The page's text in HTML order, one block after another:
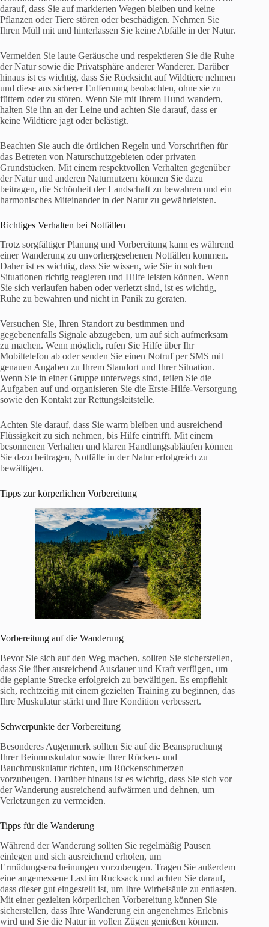
darauf, dass Sie auf markierten Wegen bleiben und keine
Pflanzen oder Tiere stören oder beschädigen. Nehmen Sie
Ihren Müll mit und hinterlassen Sie keine Abfälle in der Natur.
Vermeiden Sie laute Geräusche und respektieren Sie die Ruhe
der Natur sowie die Privatsphäre anderer Wanderer. Darüber
hinaus ist es wichtig, dass Sie Rücksicht auf Wildtiere nehmen
und diese aus sicherer Entfernung beobachten, ohne sie zu
füttern oder zu stören. Wenn Sie mit Ihrem Hund wandern,
halten Sie ihn an der Leine und achten Sie darauf, dass er
keine Wildtiere jagt oder belästigt.
Beachten Sie auch die örtlichen Regeln und Vorschriften für
das Betreten von Naturschutzgebieten oder privaten
Grundstücken. Mit einem respektvollen Verhalten gegenüber
der Natur und anderen Naturnutzern können Sie dazu
beitragen, die Schönheit der Landschaft zu bewahren und ein
harmonisches Miteinander in der Natur zu gewährleisten.
Richtiges Verhalten bei Notfällen
Trotz sorgfältiger Planung und Vorbereitung kann es während
einer Wanderung zu unvorhergesehenen Notfällen kommen.
Daher ist es wichtig, dass Sie wissen, wie Sie in solchen
Situationen richtig reagieren und Hilfe leisten können. Wenn
Sie sich verlaufen haben oder verletzt sind, ist es wichtig,
Ruhe zu bewahren und nicht in Panik zu geraten.
Versuchen Sie, Ihren Standort zu bestimmen und
gegebenenfalls Signale abzugeben, um auf sich aufmerksam
zu machen. Wenn möglich, rufen Sie Hilfe über Ihr
Mobiltelefon ab oder senden Sie einen Notruf per SMS mit
genauen Angaben zu Ihrem Standort und Ihrer Situation.
Wenn Sie in einer Gruppe unterwegs sind, teilen Sie die
Aufgaben auf und organisieren Sie die Erste-Hilfe-Versorgung
sowie den Kontakt zur Rettungsleitstelle.
Achten Sie darauf, dass Sie warm bleiben und ausreichend
Flüssigkeit zu sich nehmen, bis Hilfe eintrifft. Mit einem
besonnenen Verhalten und klaren Handlungsabläufen können
Sie dazu beitragen, Notfälle in der Natur erfolgreich zu
bewältigen.
Tipps zur körperlichen Vorbereitung
Vorbereitung auf die Wanderung
Bevor Sie sich auf den Weg machen, sollten Sie sicherstellen,
dass Sie über ausreichend Ausdauer und Kraft verfügen, um
die geplante Strecke erfolgreich zu bewältigen. Es empfiehlt
sich, rechtzeitig mit einem gezielten Training zu beginnen, das
Ihre Muskulatur stärkt und Ihre Kondition verbessert.
Schwerpunkte der Vorbereitung
Besonderes Augenmerk sollten Sie auf die Beanspruchung
Ihrer Beinmuskulatur sowie Ihrer Rücken- und
Bauchmuskulatur richten, um Rückenschmerzen
vorzubeugen. Darüber hinaus ist es wichtig, dass Sie sich vor
der Wanderung ausreichend aufwärmen und dehnen, um
Verletzungen zu vermeiden.
Tipps für die Wanderung
Während der Wanderung sollten Sie regelmäßig Pausen
einlegen und sich ausreichend erholen, um
Ermüdungserscheinungen vorzubeugen. Tragen Sie außerdem
eine angemessene Last im Rucksack und achten Sie darauf,
dass dieser gut eingestellt ist, um Ihre Wirbelsäule zu entlasten.
Mit einer gezielten körperlichen Vorbereitung können Sie
sicherstellen, dass Ihre Wanderung ein angenehmes Erlebnis
wird und Sie die Natur in vollen Zügen genießen können.